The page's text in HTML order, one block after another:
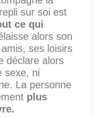
sur soi est
ce qui
alors son
ses loisirs
déclare alors
sexe, ni
La personne
plus